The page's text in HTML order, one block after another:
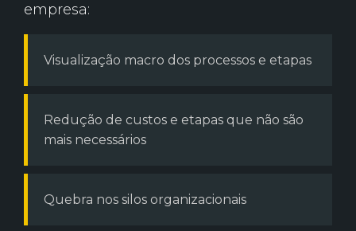
empresa:
Visualização macro dos processos e etapas
Redução de custos e etapas que não são
mais necessários
Quebra nos silos organizacionais